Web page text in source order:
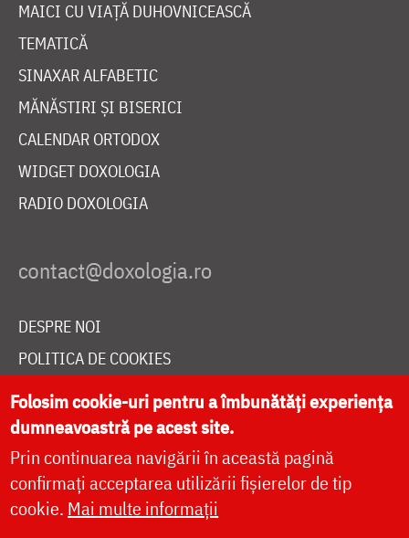
MAICI CU VIAȚĂ DUHOVNICEASCĂ
TEMATICĂ
SINAXAR ALFABETIC
MĂNĂSTIRI ȘI BISERICI
CALENDAR ORTODOX
WIDGET DOXOLOGIA
RADIO DOXOLOGIA
DESPRE NOI
POLITICA DE COOKIES
DONEAZĂ ONLINE PENTRU CATEDRALA NAȚIONALĂ
LIVE
Folosim cookie-uri pentru a îmbunătăți experiența
dumneavoastră pe acest site.
Prin continuarea navigării în această pagină
confirmați acceptarea utilizării fișierelor de tip
cookie. Mai multe informații